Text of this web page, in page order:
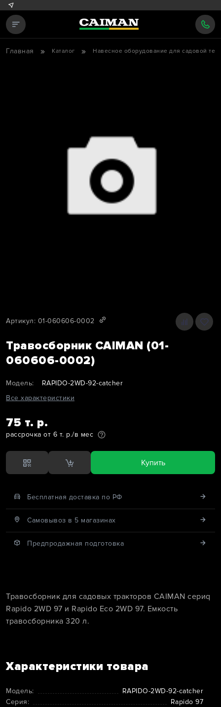
Главная Каталог Навесное оборудование для садовой
Артикул: 01-060606-0002
Травосборник CAIMAN (01-
060606-0002)
Модель:
RAPIDO-2WD-92-catcher
Все характеристики
75 т. р.
рассрочка от 6 т. р./в мес
Купить
Бесплатная доставка по РФ
Cамовывоз в 5 магазинах
Предпродажная подготовка
Травосборник для садовых тракторов CAIMAN сериq
Rapido 2WD 97 и Rapido Eco 2WD 97. Емкость
травосборника 320 л.
Характеристики товара
Модель:
RAPIDO-2WD-92-catcher
Серия:
Rapido 97